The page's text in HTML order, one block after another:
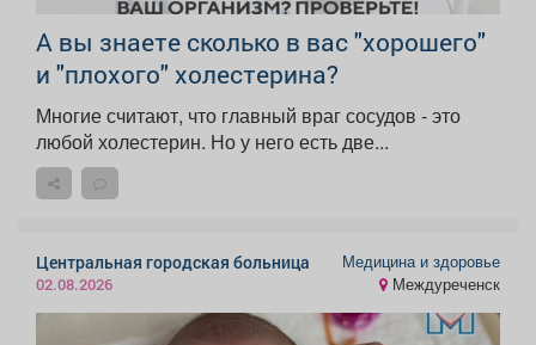
А вы знаете сколько в вас "хорошего"
и "плохого" холестерина?
Многие считают, что главный враг сосудов - это
любой холестерин. Но у него есть две...
Центральная городская больница
02.08.2026
Медицина и здоровье
Междуреченск